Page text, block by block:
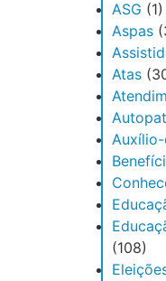
ASG (1)
Aspas
Atas
(108)